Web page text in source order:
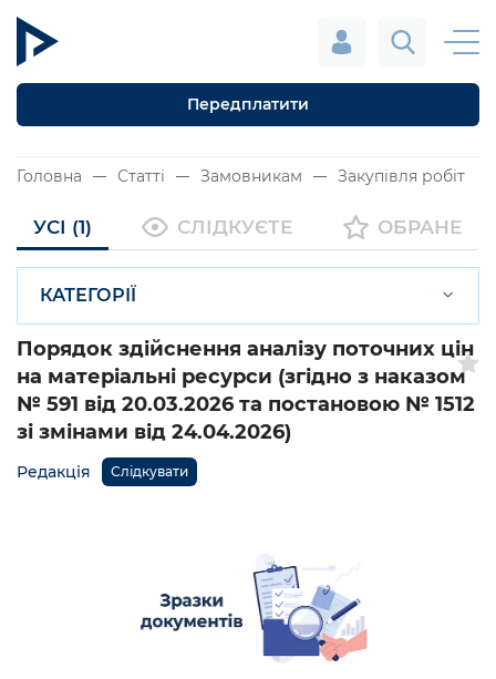
Передплатити
Головна Статті Замовникам Закупівля робіт
УСІ (1) СЛІДКУЄТЕ ОБРАНЕ
КАТЕГОРІЇ
Порядок здійснення аналізу поточних цін
на матеріальні ресурси (згідно з наказом
№ 591 від 20.03.2026 та постановою № 1512
зі змінами від 24.04.2026)
Редакція Слідкувати